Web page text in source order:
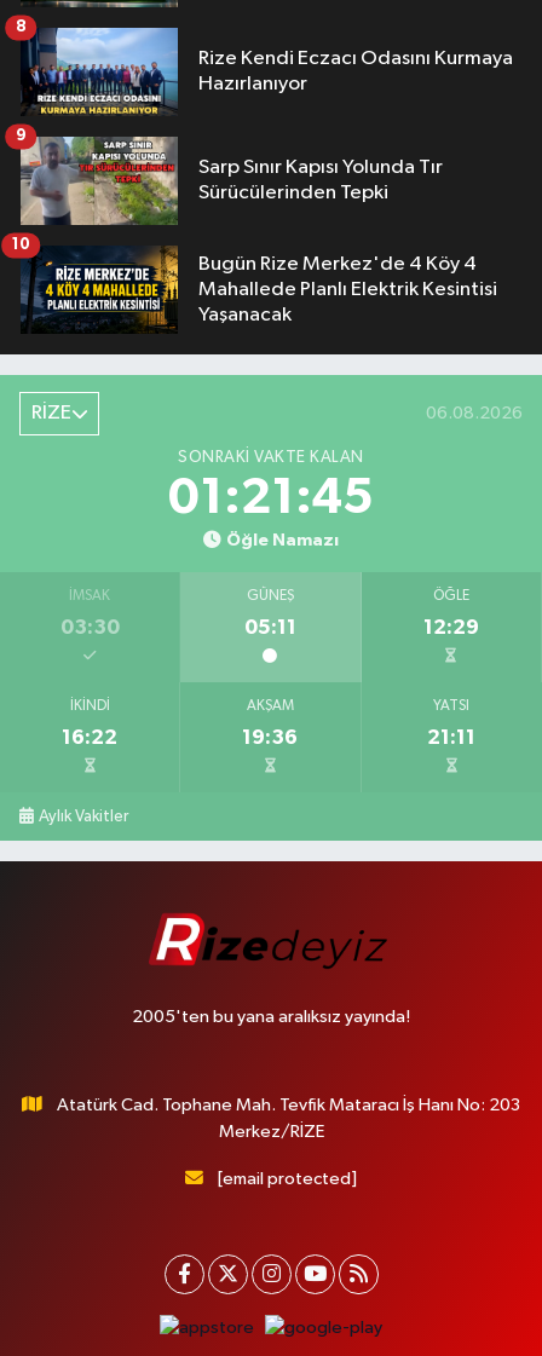
Rize Kendi Eczacı Odasını Kurmaya
Hazırlanıyor
8
Sarp Sınır Kapısı Yolunda Tır
Sürücülerinden Tepki
9
Bugün Rize Merkez'de 4 Köy 4
Mahallede Planlı Elektrik Kesintisi
Yaşanacak
10
RİZE 06.08.2026
SONRAKI VAKTE KALAN
01:21:44
Öğle Namazı
İMSAK
03:30
GÜNEŞ
05:11
ÖĞLE
12:29
İKINDI
16:22
AKŞAM
19:36
YATSI
21:11
Aylık Vakitler
2005'ten bu yana aralıksız yayında!
Atatürk Cad. Tophane Mah. Tevfik Mataracı İş Hanı No: 203
Merkez/RİZE
[email protected]